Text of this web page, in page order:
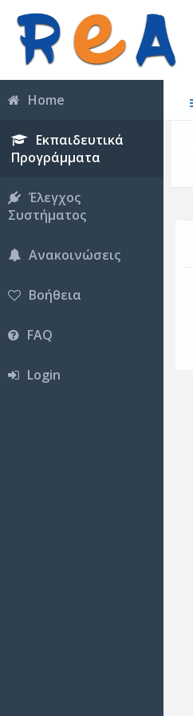
Home
Εκπαιδευτικά
Προγράμματα
Έλεγχος
Συστήματος
Ανακοινώσεις
Βοήθεια
FAQ
Login